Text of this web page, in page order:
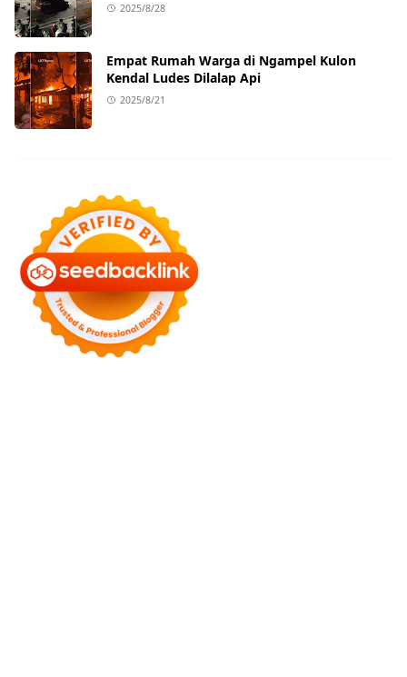
2025/8/28
Empat Rumah Warga di Ngampel Kulon
Kendal Ludes Dilalap Api
2025/8/21